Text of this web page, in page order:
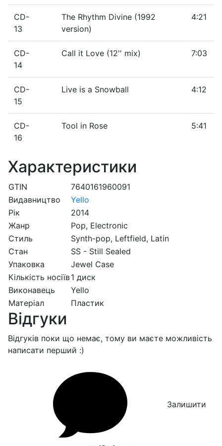
CD-
13
The Rhythm Divine (1992
version)
4:21
CD-
14
Call it Love (12'' mix) 7:03
CD-
15
Live is a Snowball 4:12
CD-
16
Tool in Rose 5:41
Характеристики
GTIN
7640161960091
Видавництво
Yello
Рік
2014
Жанр
Pop, Electronic
Стиль
Synth-pop, Leftfield, Latin
Стан
SS - Still Sealed
Упаковка
Jewel Case
Кількість носіїв1 диск
Виконавець
Yello
Матеріал
Пластик
Відгуки
Відгуків поки що немає, тому ви маєте можливість
написати перший :)
Залишити